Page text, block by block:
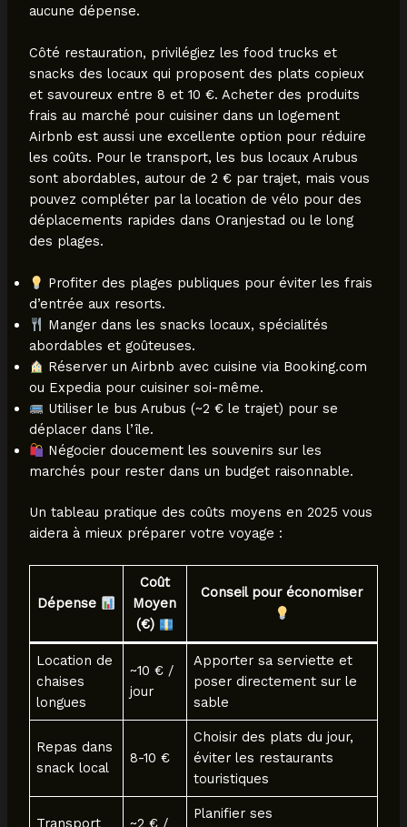
aucune dépense.
Côté restauration, privilégiez les food trucks et
snacks des locaux qui proposent des plats copieux
et savoureux entre 8 et 10 €. Acheter des produits
frais au marché pour cuisiner dans un logement
Airbnb est aussi une excellente option pour réduire
les coûts. Pour le transport, les bus locaux Arubus
sont abordables, autour de 2 € par trajet, mais vous
pouvez compléter par la location de vélo pour des
déplacements rapides dans Oranjestad ou le long
des plages.
Profiter des plages publiques pour éviter les frais
d’entrée aux resorts.
Manger dans les snacks locaux, spécialités
abordables et goûteuses.
Réserver un Airbnb avec cuisine via Booking.com
ou Expedia pour cuisiner soi-même.
Utiliser le bus Arubus (~2 € le trajet) pour se
déplacer dans l’île.
Négocier doucement les souvenirs sur les
marchés pour rester dans un budget raisonnable.
Un tableau pratique des coûts moyens en 2025 vous
aidera à mieux préparer votre voyage :
Dépense
Coût
Moyen
(€)
Conseil pour économiser
Location de
chaises
longues
~10 € /
jour
Apporter sa serviette et
poser directement sur le
sable
Repas dans
snack local
8-10 €
Choisir des plats du jour,
éviter les restaurants
touristiques
Planifier ses